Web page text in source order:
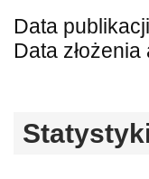
Data
Data